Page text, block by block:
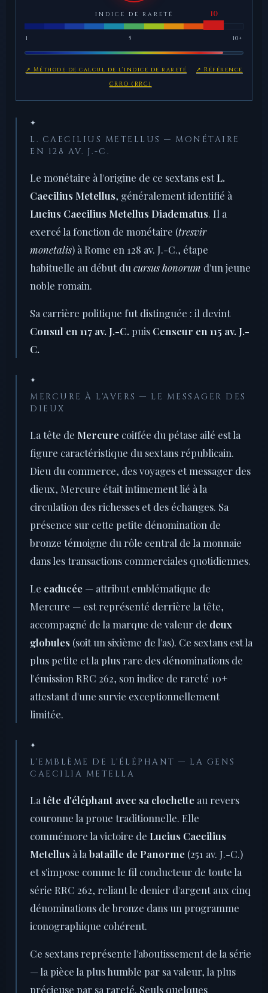
INDICE DE RARETÉ
1 5 10+
↗ Méthode de calcul de l'indice de rareté
↗ Référence
CRRO (RRC)
✦
L. CAECILIUS METELLUS — MONÉTAIRE
EN 128 AV. J.-C.
Le monétaire à l'origine de ce sextans estL.
Caecilius Metellus, généralement identifié à
Lucius Caecilius Metellus Diadematus. Il a
exercé la fonction de monétaire (tresvir
monetalis) à Rome en 128 av. J.-C., étape
habituelle au début du cursus honorum d'un jeune
noble romain.
Sa carrière politique fut distinguée : il devint
Consul en 117 av. J.-C. puis Censeur en 115 av. J.-
C.
✦
MERCURE À L'AVERS — LE MESSAGER DES
DIEUX
La tête de Mercure coiffée du pétase ailé est la
figure caractéristique du sextans républicain.
Dieu du commerce, des voyages et messager des
dieux, Mercure était intimement lié à la
circulation des richesses et des échanges. Sa
présence sur cette petite dénomination de
bronze témoigne du rôle central de la monnaie
dans les transactions commerciales quotidiennes.
Le caducée — attribut emblématique de
Mercure — est représenté derrière la tête,
accompagné de la marque de valeur de deux
globules (soit un sixième de l'as). Ce sextans est la
plus petite et la plus rare des dénominations de
l'émission RRC 262, son indice de rareté 10+
attestant d'une survie exceptionnellement
limitée.
✦
L'EMBLÈME DE L'ÉLÉPHANT — LA GENS
CAECILIA METELLA
Latête d'éléphant avec sa clochette au revers
couronne la proue traditionnelle. Elle
commémore la victoire de Lucius Caecilius
Metellus à la bataille de Panorme (251 av. J.-C.)
et s'impose comme le fil conducteur de toute la
série RRC 262, reliant le denier d'argent aux cinq
dénominations de bronze dans un programme
iconographique cohérent.
Ce sextans représente l'aboutissement de la série
— la pièce la plus humble par sa valeur, la plus
précieuse par sa rareté. Seuls quelques